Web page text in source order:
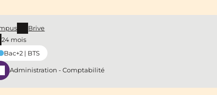
Brive
24 mois
Bac+2 | BTS
Administration - Comptabilité